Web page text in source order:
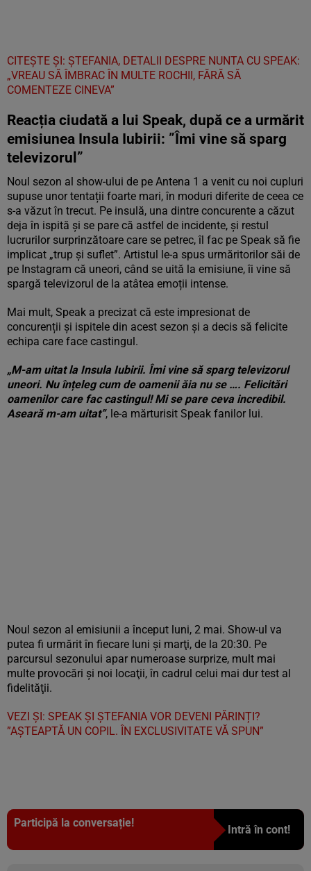
CITEȘTE ȘI: ŞTEFANIA, DETALII DESPRE NUNTA CU SPEAK:
„VREAU SĂ ÎMBRAC ÎN MULTE ROCHII, FĂRĂ SĂ
COMENTEZE CINEVA”
Reacția ciudată a lui Speak, după ce a urmărit
emisiunea Insula Iubirii: ”Îmi vine să sparg
televizorul”
Noul sezon al show-ului de pe Antena 1 a venit cu noi cupluri
supuse unor tentații foarte mari, în moduri diferite de ceea ce
s-a văzut în trecut. Pe insulă, una dintre concurente a căzut
deja în ispită și se pare că astfel de incidente, și restul
lucrurilor surprinzătoare care se petrec, îl fac pe Speak să fie
implicat „trup și suflet”. Artistul le-a spus urmăritorilor săi de
pe Instagram că uneori, când se uită la emisiune, îi vine să
spargă televizorul de la atâtea emoții intense.
Mai mult, Speak a precizat că este impresionat de
concurenții și ispitele din acest sezon și a decis să felicite
echipa care face castingul.
„M-am uitat la Insula Iubirii. Îmi vine să sparg televizorul
uneori. Nu înțeleg cum de oamenii ăia nu se …. Felicitări
oamenilor care fac castingul! Mi se pare ceva incredibil.
Aseară m-am uitat”, le-a mărturisit Speak fanilor lui.
Noul sezon al emisiunii a început luni, 2 mai. Show-ul va
putea fi urmărit în fiecare luni şi marţi, de la 20:30. Pe
parcursul sezonului apar numeroase surprize, mult mai
multe provocări şi noi locaţii, în cadrul celui mai dur test al
fidelităţii.
VEZI ȘI: SPEAK ȘI ȘTEFANIA VOR DEVENI PĂRINȚI?
”AȘTEAPTĂ UN COPIL. ÎN EXCLUSIVITATE VĂ SPUN”
Participă la conversație!
Intră în cont!